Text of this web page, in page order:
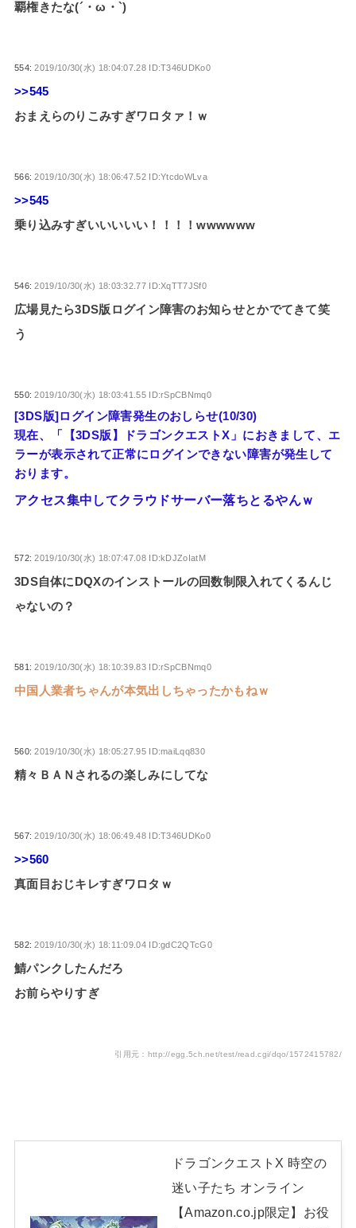
覇権きたな(´・ω・`)
554:2019/10/30(水) 18:04:07.28 ID:T346UDKo0
>>545
おまえらのりこみすぎワロタァ！ｗ
566:2019/10/30(水) 18:06:47.52 ID:YtcdoWLva
>>545
乗り込みすぎいいいいい！！！！wwwwww
546:2019/10/30(水) 18:03:32.77 ID:XqTT7JSf0
広場見たら3DS版ログイン障害のお知らせとかでてきて笑
う
550:2019/10/30(水) 18:03:41.55 ID:rSpCBNmq0
[3DS版]ログイン障害発生のおしらせ(10/30)
現在、「【3DS版】ドラゴンクエストX」におきまして、エ
ラーが表示されて正常にログインできない障害が発生して
おります。
アクセス集中してクラウドサーバー落ちとるやんｗ
572:2019/10/30(水) 18:07:47.08 ID:kDJZoIatM
3DS自体にDQXのインストールの回数制限入れてくるんじ
ゃないの？
581:2019/10/30(水) 18:10:39.83 ID:rSpCBNmq0
中国人業者ちゃんが本気出しちゃったかもねｗ
560:2019/10/30(水) 18:05:27.95 ID:maiLqq830
精々ＢＡＮされるの楽しみにしてな
567:2019/10/30(水) 18:06:49.48 ID:T346UDKo0
>>560
真面目おじキレすぎワロタｗ
582:2019/10/30(水) 18:11:09.04 ID:gdC2QTcG0
鯖パンクしたんだろ
お前らやりすぎ
引用元：http://egg.5ch.net/test/read.cgi/dqo/1572415782/
ドラゴンクエストX 時空の
迷い子たち オンライン
【Amazon.co.jp限定】お役